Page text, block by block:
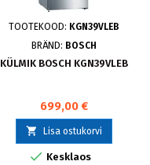
TOOTEKOOD: KGN39VLEB
BRÄND: BOSCH
KÜLMIK BOSCH KGN39VLEB
699,00 €
 Lisa ostukorvi
 Kesklaos